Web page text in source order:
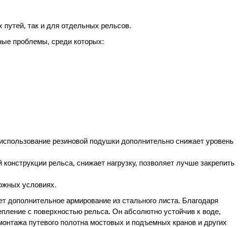
так и для отдельных рельсов.
проблемы, среди которых:
резиновой подушки дополнительно снижает уровень
рельса, снижает нагрузку, позволяет лучше закрепить
условиях.
армирование из стального листа. Благодаря
с поверхностью рельса. Он абсолютно устойчив к воде,
путевого полотна мостовых и подъемных кранов и других